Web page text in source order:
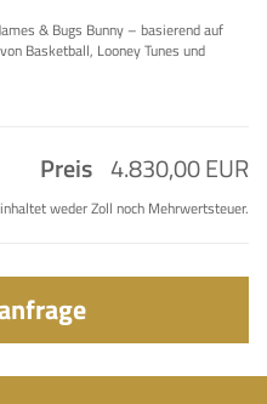
& Bugs Bunny – basierend auf
Basketball, Looney Tunes und
Preis 4.830,00 EUR
weder Zoll noch Mehrwertsteuer.